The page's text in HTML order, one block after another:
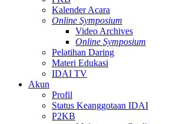
Kalender Acara
Online Symposium
Video Archives
Online Symposium
Pelatihan Daring
Materi Edukasi
IDAI TV
Akun
Profil
Status Keanggotaan IDAI
P2KB